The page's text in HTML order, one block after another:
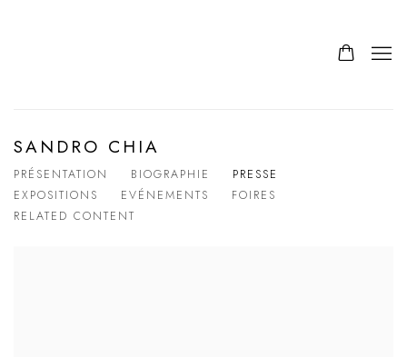
SANDRO CHIA
PRÉSENTATION BIOGRAPHIE
PRESSE
EXPOSITIONS
EVÉNEMENTS
FOIRES
RELATED CONTENT